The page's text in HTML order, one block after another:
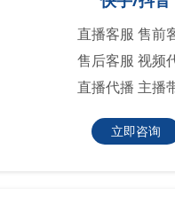
直播客服 售前
售后客服 视频
直播代播 主播
立即咨询